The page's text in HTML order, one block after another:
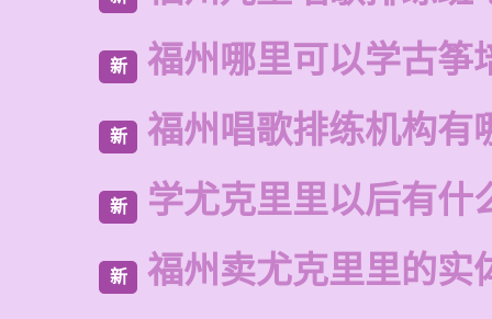
新 福州哪里可以学古筝
新 福州唱歌排练机构有
新 学尤克里里以后有什
新 福州卖尤克里里的实